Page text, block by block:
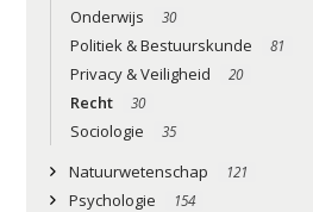
Onderwijs 30
Politiek & Bestuurskunde 81
Privacy & Veiligheid 20
Recht 30
Sociologie 35
Natuurwetenschap 121
Psychologie 154